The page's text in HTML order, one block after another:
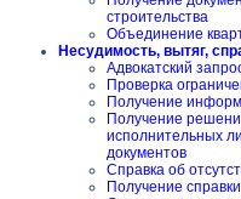
строительства
Объединение
Несудимость, вытяг,
Адвокатский
Проверка
Получение
Получение
исполнительных
документов
Справка об
Получение